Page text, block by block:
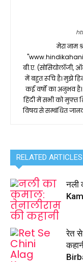
मेरा नाम
बी.ए. (सोसियोलॉजी,
में बहुत रूचि है। मुझे
कई वर्षों का अनुभव है।
हिंदी में सभी को मुफ्त
विषय से सम्बंधित
RELATED ARTICLES
नली
रेत